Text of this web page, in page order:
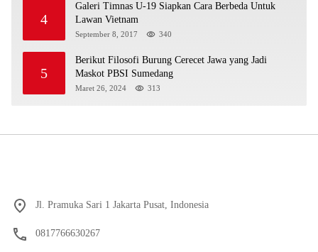
4
Galeri Timnas U-19 Siapkan Cara Berbeda Untuk
Lawan Vietnam
September 8, 2017 340
5
Berikut Filosofi Burung Cerecet Jawa yang Jadi
Maskot PBSI Sumedang
Maret 26, 2024 313
Jl. Pramuka Sari 1 Jakarta Pusat, Indonesia
0817766630267